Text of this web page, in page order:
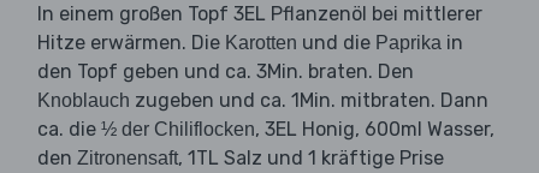
In einem großen Topf 3EL Pflanzenöl bei mittlerer
Hitze erwärmen. Die Karotten und die Paprika in
den Topf geben und ca. 3Min. braten. Den
Knoblauch zugeben und ca. 1Min. mitbraten. Dann
ca. die ½ der Chiliflocken, 3EL Honig, 600ml Wasser,
den Zitronensaft, 1TL Salz und 1 kräftige Prise